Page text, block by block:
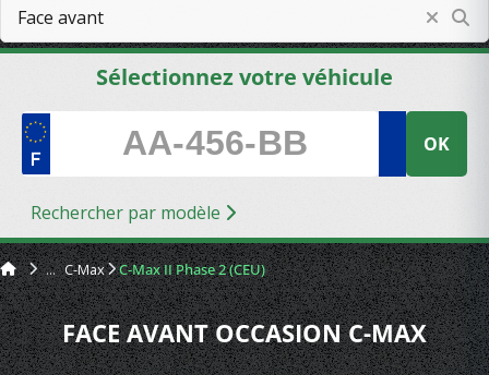
Sélectionnez votre véhicule
OK
Rechercher par modèle
C-Max C-Max II Phase 2 (CEU)
FACE AVANT OCCASION C-MAX